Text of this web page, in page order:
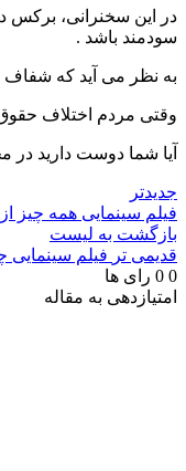
در این سخنرانی، برکس
سودمند باشد .
به نظر می آید که
وقتی مردم اختلاف حقوق
آیا شما دوست دارید
جدیدتر
فیلم سینمایی همه چیز
بازگشت به لیست
قدیمی تر فیلم
0
0 رای ها
امتیازدهی به مقاله